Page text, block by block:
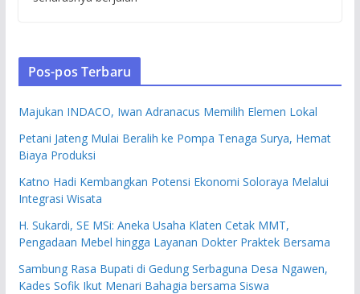
Pos-pos Terbaru
Majukan INDACO, Iwan Adranacus Memilih Elemen Lokal
Petani Jateng Mulai Beralih ke Pompa Tenaga Surya, Hemat
Biaya Produksi
Katno Hadi Kembangkan Potensi Ekonomi Soloraya Melalui
Integrasi Wisata
H. Sukardi, SE MSi: Aneka Usaha Klaten Cetak MMT,
Pengadaan Mebel hingga Layanan Dokter Praktek Bersama
Sambung Rasa Bupati di Gedung Serbaguna Desa Ngawen,
Kades Sofik Ikut Menari Bahagia bersama Siswa